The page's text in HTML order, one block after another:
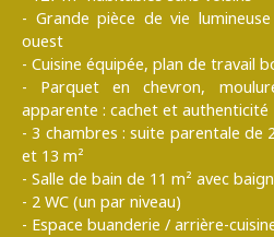
- Grande pièce de vie
ouest
- Cuisine équipée, plan de travail
- Parquet en chevron,
apparente : cachet et authenticité
- 3 chambres : suite parentale de
et 13 m²
- Salle de bain de 11 m² avec
- 2 WC (un par niveau)
- Espace buanderie / arrière-